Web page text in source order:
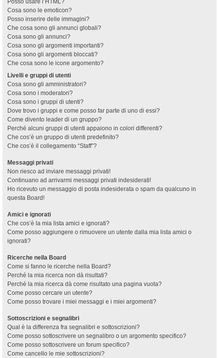
Posso usare l’HTML?
Cosa sono le emoticon?
Posso inserire delle immagini?
Che cosa sono gli annunci globali?
Cosa sono gli annunci?
Cosa sono gli argomenti importanti?
Cosa sono gli argomenti bloccati?
Che cosa sono le icone argomento?
Livelli e gruppi di utenti
Cosa sono gli amministratori?
Cosa sono i moderatori?
Cosa sono i gruppi di utenti?
Dove trovo i gruppi e come posso far parte di uno di essi?
Come divento leader di un gruppo?
Perché alcuni gruppi di utenti appaiono in colori differenti?
Che cos’è un gruppo di utenti predefinito?
Che cos’è il collegamento “Staff”?
Messaggi privati
Non riesco ad inviare messaggi privati!
Continuano ad arrivarmi messaggi privati indesiderati!
Ho ricevuto un messaggio di posta indesiderata o spam da qualcuno in
questa Board!
Amici e ignorati
Che cos’è la mia lista amici e ignorati?
Come posso aggiungere o rimuovere un utente dalla mia lista amici o
ignorati?
Ricerche nella Board
Come si fanno le ricerche nella Board?
Perché la mia ricerca non dà risultati?
Perché la mia ricerca dà come risultato una pagina vuota?
Come posso cercare un utente?
Come posso trovare i miei messaggi e i miei argomenti?
Sottoscrizioni e segnalibri
Qual è la differenza fra segnalibri e sottoscrizioni?
Come posso sottoscrivere un segnalibro o un argomento specifico?
Come posso sottoscrivere un forum specifico?
Come cancello le mie sottoscrizioni?